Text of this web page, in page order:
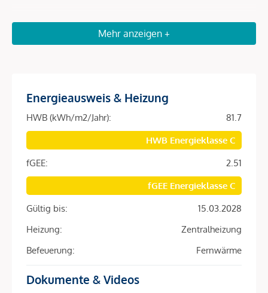
Ein Teil der Einheiten ist unbefristet vermietet und generiert
Value-Add durch Sanierung
Parallel dazu stehen bestandsfreie sowie
sanierungsbedürftige Einheiten zur Verfügung.
Individuelle Neugestaltung möglich
Optimierung von Grundrissen dank Skelettbauweise
Wertsteigerung durch gezielte Aufwertung
Das Projekt im Überblick
39 Wohn- und Gewerbeeinheiten
Teilweise mit Dachterrassen ausgestattet
Mehr anzeigen +
Energieausweis & Heizung
HWB (kWh/m2/Jahr):
81.7
HWB Energieklasse C
fGEE:
2.51
fGEE Energieklasse C
Gültig bis:
15.03.2028
Heizung:
Zentralheizung
Befeuerung:
Fernwärme
Dokumente & Videos